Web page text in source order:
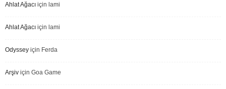
Ahlat Ağacı için lami
Ahlat Ağacı için lami
Odyssey için Ferda
Arşiv için Goa Game